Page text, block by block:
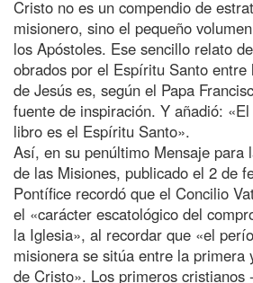
Cristo no es un compendio de
misionero, sino el pequeño
los Apóstoles. Ese sencillo relato
obrados por el Espíritu Santo
de Jesús es, según el Papa
fuente de inspiración. Y añadió:
libro es el Espíritu Santo».
Así, en su penúltimo Mensaje para
de las Misiones, publicado el 2 de
Pontífice recordó que el Concilio
el «carácter escatológico del
la Iglesia», al recordar que «el
misionera se sitúa entre la primera
de Cristo». Los primeros cristianos